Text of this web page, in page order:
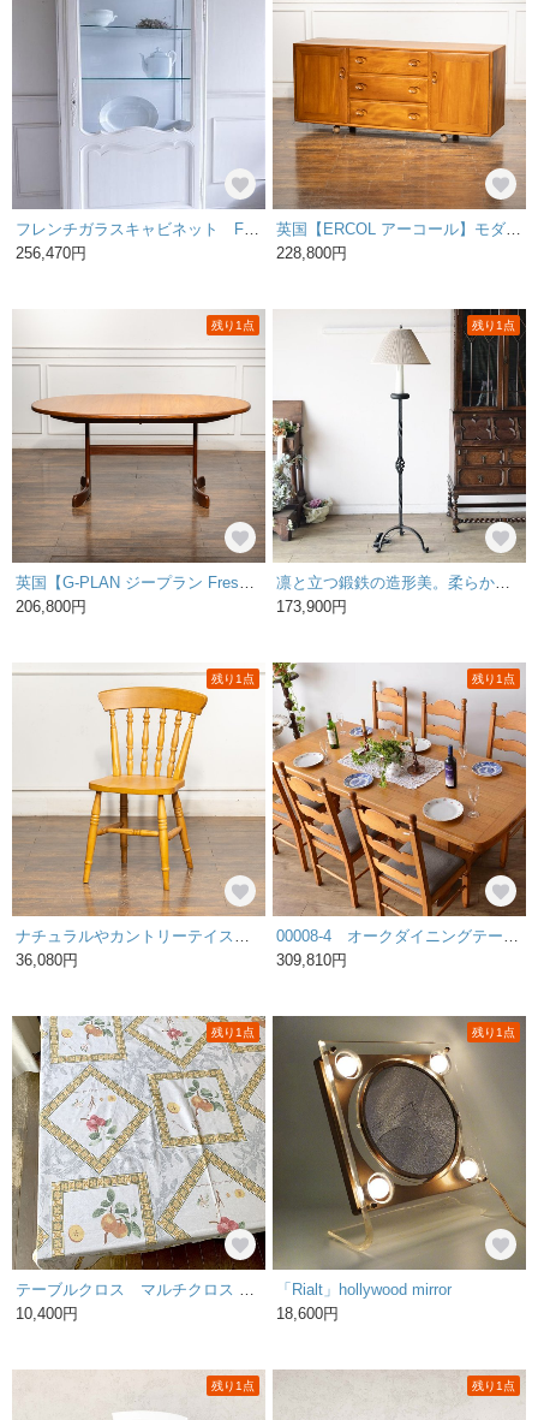
256,470円
228,800円
残り1点
206,800円
残り1点
173,900円
残り1点
36,080円
残り1点
309,810円
残り1点
10,400円
残り1点
「Rialt」hollywood mirror
18,600円
残り1点 残り1点